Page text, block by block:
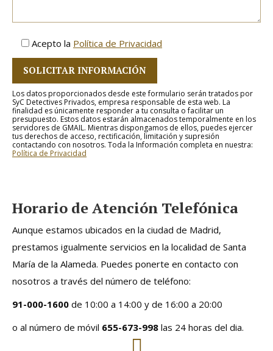
Acepto la Política de Privacidad
Los datos proporcionados desde este formulario serán tratados por
SyC Detectives Privados, empresa responsable de esta web. La
finalidad es únicamente responder a tu consulta o facilitar un
presupuesto. Estos datos estarán almacenados temporalmente en los
servidores de GMAIL. Mientras dispongamos de ellos, puedes ejercer
tus derechos de acceso, rectificación, limitación y supresión
contactando con nosotros. Toda la Información completa en nuestra:
Política de Privacidad
Horario de Atención Telefónica
Aunque estamos ubicados en la ciudad de Madrid,
prestamos igualmente servicios en la localidad de Santa
María de la Alameda. Puedes ponerte en contacto con
nosotros a través del número de teléfono:
91-000-1600 de 10:00 a 14:00 y de 16:00 a 20:00
o al número de móvil 655-673-998 las 24 horas del dia.